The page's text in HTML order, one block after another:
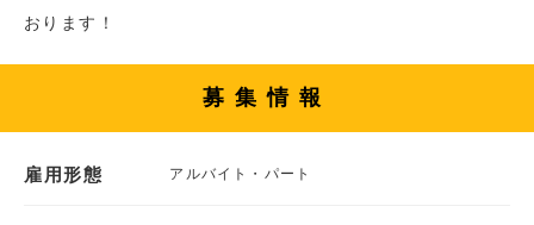
おります！
募集情報
雇用形態 アルバイト・パート